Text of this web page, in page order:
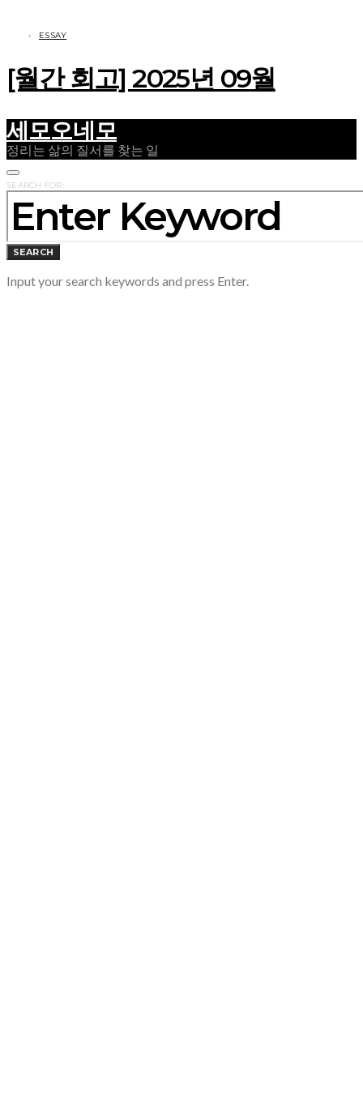
ESSAY
[월간 회고] 2025년 09월
세모오네모
정리는 삶의 질서를 찾는 일
SEARCH FOR:
SEARCH
Input your search keywords and press Enter.